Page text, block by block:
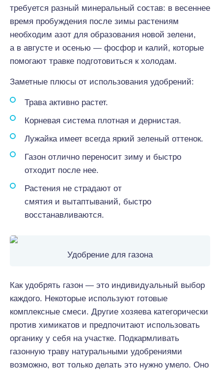
требуется разный минеральный состав: в весеннее
время пробуждения после зимы растениям
необходим азот для образования новой зелени,
а в августе и осенью — фосфор и калий, которые
помогают травке подготовиться к холодам.
Заметные плюсы от использования удобрений:
Трава активно растет.
Корневая система плотная и дернистая.
Лужайка имеет всегда яркий зеленый оттенок.
Газон отлично переносит зиму и быстро
отходит после нее.
Растения не страдают от
смятия и вытаптываний, быстро
восстанавливаются.
Удобрение для газона
Как удобрять газон — это индивидуальный выбор
каждого. Некоторые используют готовые
комплексные смеси. Другие хозяева категорически
против химикатов и предпочитают использовать
органику у себя на участке. Подкармливать
газонную траву натуральными удобрениями
возможно, вот только делать это нужно умело. Оно